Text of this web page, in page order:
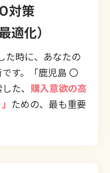
対策
適化）
た時に、あなたの
す。「鹿児島 〇
た、 購入意欲の高
ための、最も重要